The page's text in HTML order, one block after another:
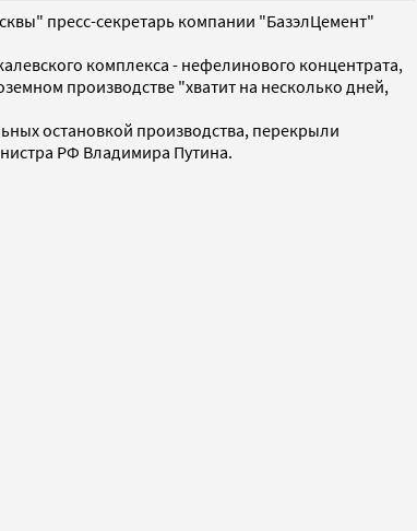
пресс-секретарь компании "БазэлЦемент"
комплекса - нефелинового концентрата,
производстве "хватит на несколько дней,
остановкой производства, перекрыли
РФ Владимира Путина.